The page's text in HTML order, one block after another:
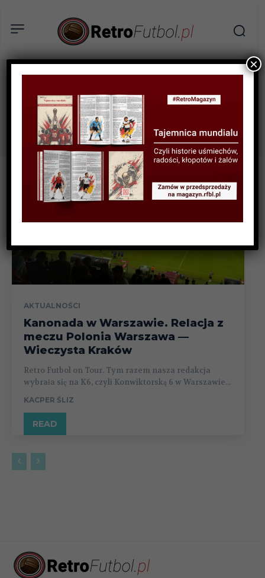
Tag: Betclic I liga
AKTUALNOŚCI
Kanonada w Warszawie. Relacja z
meczu Polonia Warszawa —
Wieczysta Kraków
Retro Futbol on Tour. Tym razem nasza redakcja
wybrała się na K6, czyli Konwiktorską 6 w Warszawie...
KACPER ŚLIZ
READ
×